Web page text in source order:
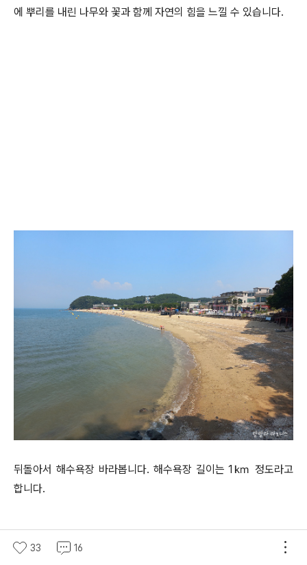
에 뿌리를 내린 나무와 꽃과 함께 자연의 힘을 느낄 수 있습니다.
뒤돌아서 해수욕장 바라봅니다. 해수욕장 길이는 1㎞ 정도라고
합니다.
33 16